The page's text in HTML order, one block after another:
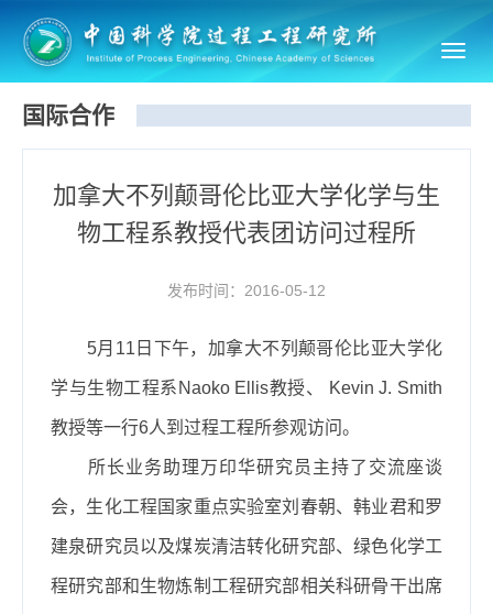
国际合作
加拿大不列颠哥伦比亚大学化学与生
物工程系教授代表团访问过程所
发布时间：2016-05-12
5月 11 日下午，加拿大不列颠哥伦比亚大学化
学与生物工程系 Naoko Ellis教授、 Kevin J. Smith
教授等一行6人到过程工程所参观访问。
所长业务助理万印华研究员主持了交流座谈
会，生化工程国家重点实验室刘春朝、韩业君和罗
建泉研究员以及煤炭清洁转化研究部、绿色化学工
程研究部和生物炼制工程研究部相关科研骨干出席